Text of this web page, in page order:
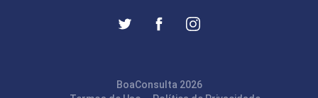
BoaConsulta 2026